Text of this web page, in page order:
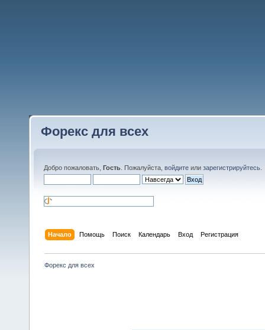
Форекс для всех
Добро пожаловать, Гость . Пожалуйста, войдите или зарегистрируйтесь
Начало Помощь Поиск Календарь Вход Регистрация
Форекс для всех